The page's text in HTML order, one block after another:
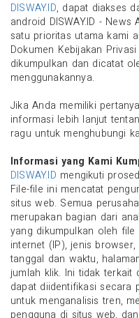
DISWAY.ID, dapat diakses
android DISWAY.ID -
satu prioritas utama kami
Dokumen Kebijakan
dikumpulkan dan dicatat
menggunakannya.
Jika Anda memiliki
informasi lebih lanjut
ragu untuk menghubungi
Informasi yang Kami
DISWAY.ID mengikuti
File-file ini mencatat
situs web. Semua
merupakan bagian dari
yang dikumpulkan oleh
internet (IP), jenis
tanggal dan waktu,
jumlah klik. Ini tidak
dapat diidentifikasi secara
untuk menganalisis tren,
pengguna di situs web,